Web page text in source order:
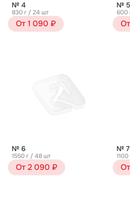
№ 4
830 г / 24 шт
От 1 090 ₽
№ 5
600
№ 6
1550 г / 48 шт
От 2 090 ₽
№ 7